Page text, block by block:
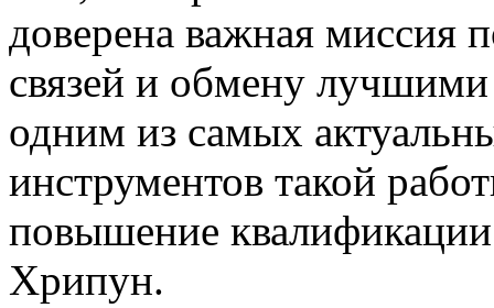
доверена важная миссия
связей и обмену
одним из самых
инструментов такой
повышение
Хрипун.